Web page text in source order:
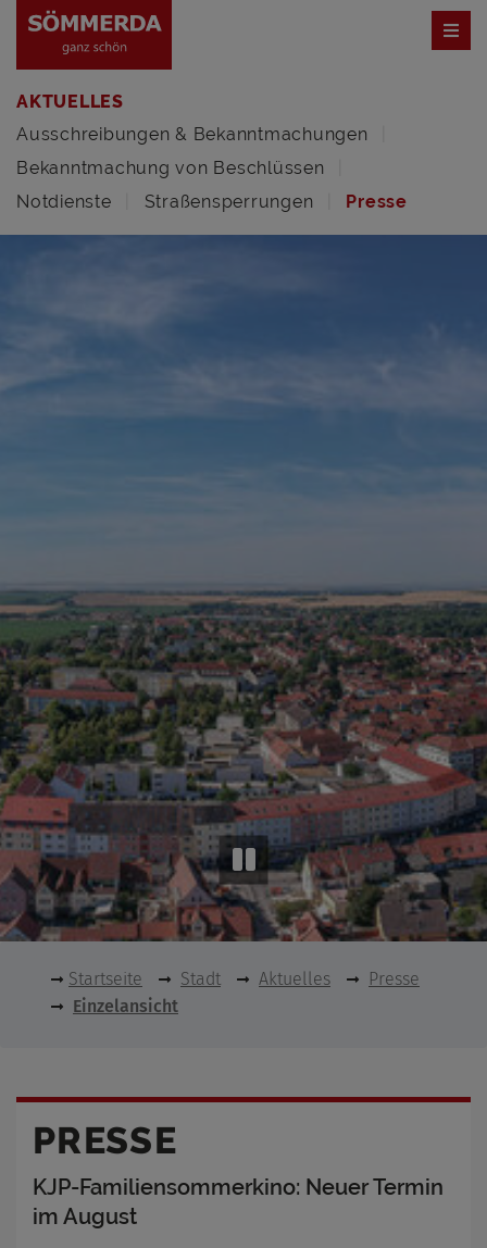
AKTUELLES
Ausschreibungen & Bekanntmachungen
Bekanntmachung von Beschlüssen
Notdienste
Straßensperrungen Presse
Startseite Stadt Aktuelles
Presse
Einzelansicht
PRESSE
KJP-Familiensommerkino: Neuer Termin
im August